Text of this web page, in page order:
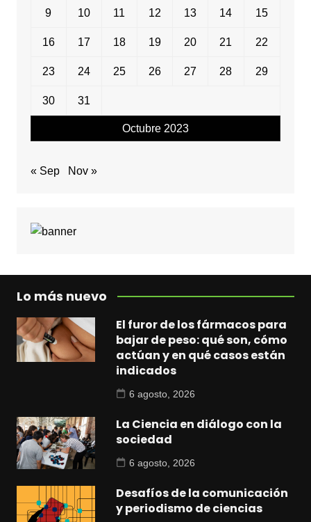
Octubre 2023
9 10 11 12 13 14 15
16 17 18 19 20 21 22
23 24 25 26 27 28 29
30 31
« Sep Nov »
Lo más nuevo
El furor de los fármacos para
bajar de peso: qué son, cómo
actúan y en qué casos están
indicados
6 agosto, 2026
La Ciencia en diálogo con la
sociedad
6 agosto, 2026
Desafíos de la comunicación
y periodismo de ciencias